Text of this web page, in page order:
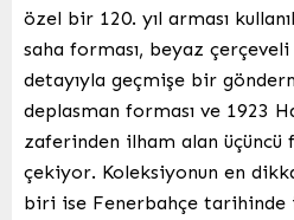
özel bir 120. yıl arması
saha forması, beyaz
detayıyla geçmişe bir
deplasman forması ve 1923
zaferinden ilham alan
çekiyor. Koleksiyonun en
biri ise Fenerbahçe tarihinde